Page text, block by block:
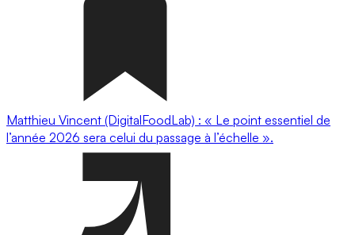
Matthieu Vincent (DigitalFoodLab) : « Le point essentiel de
l’année 2026 sera celui du passage à l’échelle ».